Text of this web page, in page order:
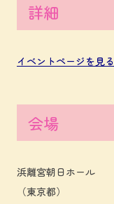
詳細
イベントページを見る
会場
浜離宮朝日ホール
（東京都）